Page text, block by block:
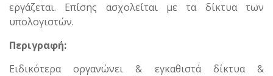
εργάζεται. Επίσης ασχολείται με τα δίκτυα των
υπολογιστών.
Περιγραφή:
Ειδικότερα οργανώνει & εγκαθιστά δίκτυα &